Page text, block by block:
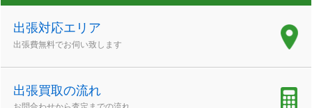
出張対応エリア
出張費無料でお伺い致します
出張買取の流れ